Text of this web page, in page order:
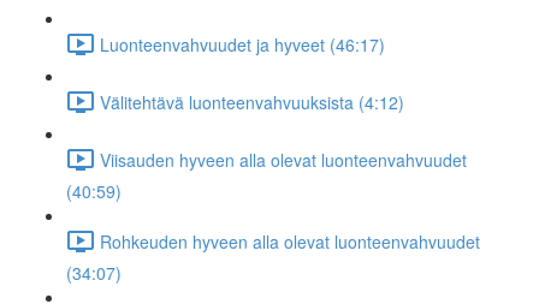
Luonteenvahvuudet ja hyveet (46:17)
Välitehtävä luonteenvahvuuksista (4:12)
Viisauden hyveen alla olevat luonteenvahvuudet
(40:59)
Rohkeuden hyveen alla olevat luonteenvahvuudet
(34:07)